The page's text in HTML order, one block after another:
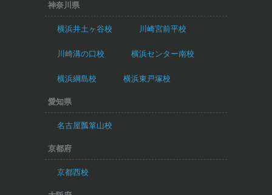
神奈川県
横浜井土ヶ谷校 川崎宮前平校
川崎溝の口校 横浜センター南校
横浜綱島校 横浜東戸塚校
愛知県
名古屋瓢箪山校
京都府
京都西校